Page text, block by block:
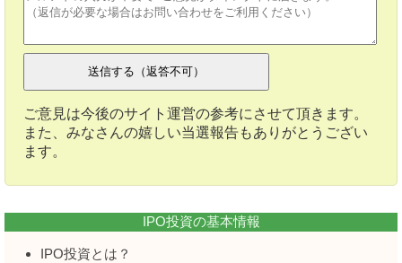
ご意見は今後のサイト運営の参考にさせて頂きます。
また、みなさんの嬉しい当選報告もありがとうござい
ます。
IPO投資の基本情報
IPO投資とは？